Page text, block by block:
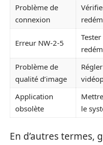
Problème de
connexion
Erreur NW-2-5
Problème de
qualité d’image
Application
obsolète
le
En d’autres termes,